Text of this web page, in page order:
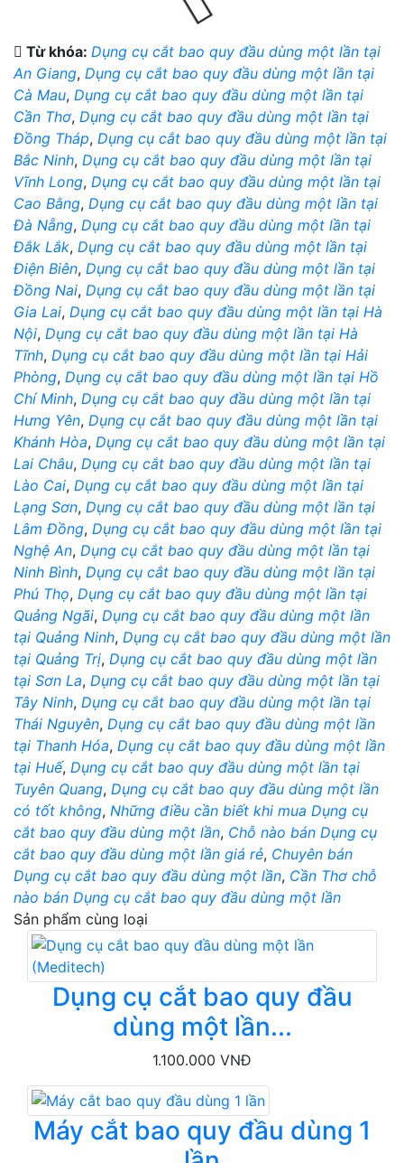
Từ khóa: Dụng cụ cắt bao quy đầu dùng một lần tại
An Giang, Dụng cụ cắt bao quy đầu dùng một lần tại
Cà Mau, Dụng cụ cắt bao quy đầu dùng một lần tại
Cần Thơ, Dụng cụ cắt bao quy đầu dùng một lần tại
Đồng Tháp, Dụng cụ cắt bao quy đầu dùng một lần tại
Bắc Ninh, Dụng cụ cắt bao quy đầu dùng một lần tại
Vĩnh Long, Dụng cụ cắt bao quy đầu dùng một lần tại
Cao Bằng, Dụng cụ cắt bao quy đầu dùng một lần tại
Đà Nẵng, Dụng cụ cắt bao quy đầu dùng một lần tại
Đắk Lắk, Dụng cụ cắt bao quy đầu dùng một lần tại
Điện Biên, Dụng cụ cắt bao quy đầu dùng một lần tại
Đồng Nai, Dụng cụ cắt bao quy đầu dùng một lần tại
Gia Lai, Dụng cụ cắt bao quy đầu dùng một lần tại Hà
Nội, Dụng cụ cắt bao quy đầu dùng một lần tại Hà
Tĩnh, Dụng cụ cắt bao quy đầu dùng một lần tại Hải
Phòng, Dụng cụ cắt bao quy đầu dùng một lần tại Hồ
Chí Minh, Dụng cụ cắt bao quy đầu dùng một lần tại
Hưng Yên, Dụng cụ cắt bao quy đầu dùng một lần tại
Khánh Hòa, Dụng cụ cắt bao quy đầu dùng một lần tại
Lai Châu, Dụng cụ cắt bao quy đầu dùng một lần tại
Lào Cai, Dụng cụ cắt bao quy đầu dùng một lần tại
Lạng Sơn, Dụng cụ cắt bao quy đầu dùng một lần tại
Lâm Đồng, Dụng cụ cắt bao quy đầu dùng một lần tại
Nghệ An, Dụng cụ cắt bao quy đầu dùng một lần tại
Ninh Bình, Dụng cụ cắt bao quy đầu dùng một lần tại
Phú Thọ, Dụng cụ cắt bao quy đầu dùng một lần tại
Quảng Ngãi, Dụng cụ cắt bao quy đầu dùng một lần
tại Quảng Ninh, Dụng cụ cắt bao quy đầu dùng một lần
tại Quảng Trị, Dụng cụ cắt bao quy đầu dùng một lần
tại Sơn La, Dụng cụ cắt bao quy đầu dùng một lần tại
Tây Ninh, Dụng cụ cắt bao quy đầu dùng một lần tại
Thái Nguyên, Dụng cụ cắt bao quy đầu dùng một lần
tại Thanh Hóa, Dụng cụ cắt bao quy đầu dùng một lần
tại Huế, Dụng cụ cắt bao quy đầu dùng một lần tại
Tuyên Quang, Dụng cụ cắt bao quy đầu dùng một lần
có tốt không, Những điều cần biết khi mua Dụng cụ
cắt bao quy đầu dùng một lần, Chỗ nào bán Dụng cụ
cắt bao quy đầu dùng một lần giá rẻ, Chuyên bán
Dụng cụ cắt bao quy đầu dùng một lần, Cần Thơ chỗ
nào bán Dụng cụ cắt bao quy đầu dùng một lần
Sản phẩm cùng loại
Dụng cụ cắt bao quy đầu
dùng một lần...
1.100.000 VNĐ
Máy cắt bao quy đầu dùng 1